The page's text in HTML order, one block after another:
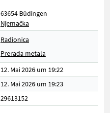
63654 Büdingen
Njemačka
Radionica
Prerada metala
12. Mai 2026 um 19:22
12. Mai 2026 um 19:23
29613152